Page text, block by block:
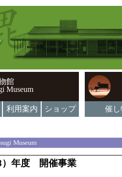
館
Museum
利用案内 ショップ 催し
Museum
）年度 開催事業